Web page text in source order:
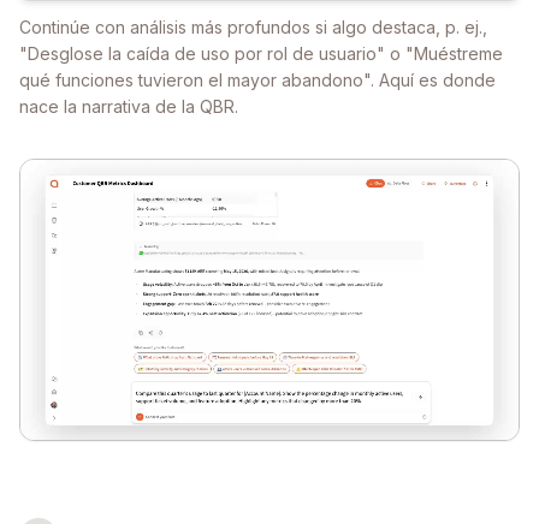
Continúe con análisis más profundos si algo destaca, p. ej.,
"Desglose la caída de uso por rol de usuario" o "Muéstreme
qué funciones tuvieron el mayor abandono". Aquí es donde
nace la narrativa de la QBR.